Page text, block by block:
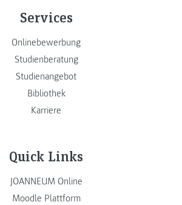
Services
Onlinebewerbung
Studienberatung
Studienangebot
Bibliothek
Karriere
Quick Links
JOANNEUM Online
Moodle Plattform